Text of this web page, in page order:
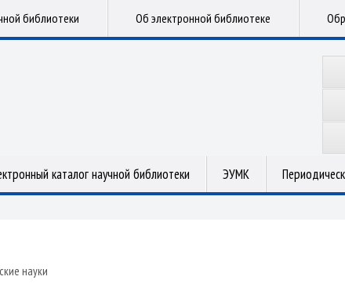
библиотеки Об электронной библиотеке
каталог научной библиотеки ЭУМК
науки